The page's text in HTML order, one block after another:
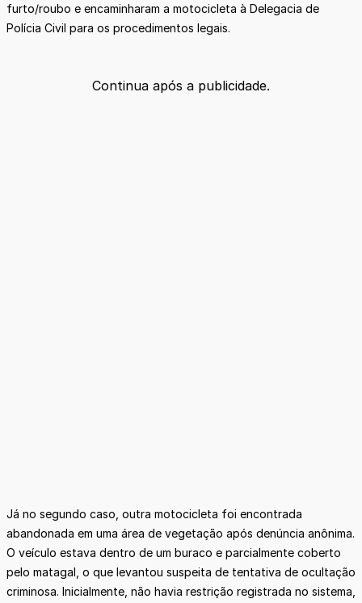
furto/roubo e encaminharam a motocicleta à Delegacia de
Polícia Civil para os procedimentos legais.
Continua após a publicidade.
Já no segundo caso, outra motocicleta foi encontrada
abandonada em uma área de vegetação após denúncia anônima.
O veículo estava dentro de um buraco e parcialmente coberto
pelo matagal, o que levantou suspeita de tentativa de ocultação
criminosa. Inicialmente, não havia restrição registrada no sistema,